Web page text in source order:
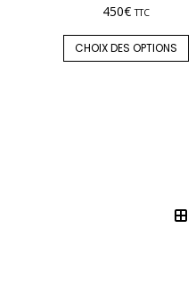
450€ TTC
CHOIX DES OPTIONS